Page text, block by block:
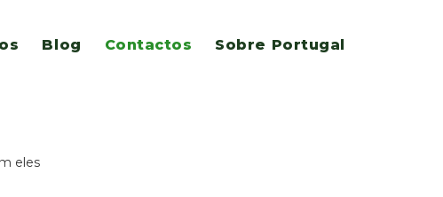
e acesso a todas as funcionalidades.
eles
Blog Contactos Sobre Portugal